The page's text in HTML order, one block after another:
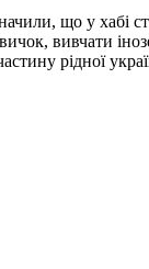
що у хабі
вивчати
рідної